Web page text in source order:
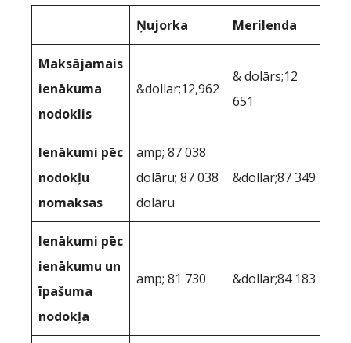
Ņujorka Merilenda
Maksājamais
ienākuma
nodoklis
&dollar;12,962
& dolārs;12
651
Ienākumi pēc
nodokļu
nomaksas
amp; 87 038
dolāru; 87 038
dolāru
&dollar;87 349
Ienākumi pēc
ienākumu un
īpašuma
nodokļa
amp; 81 730 &dollar;84 183